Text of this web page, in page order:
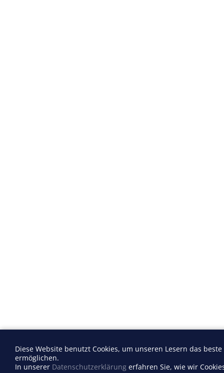
Diese Website benutzt Cookies, um unseren Lesern das
ermöglichen.
In unserer Datenschutzerklärung erfahren Sie, wie wir